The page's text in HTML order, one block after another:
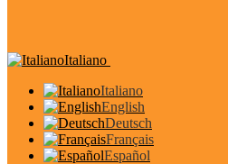
Italiano
Italiano
English
Deutsch
Français
Español